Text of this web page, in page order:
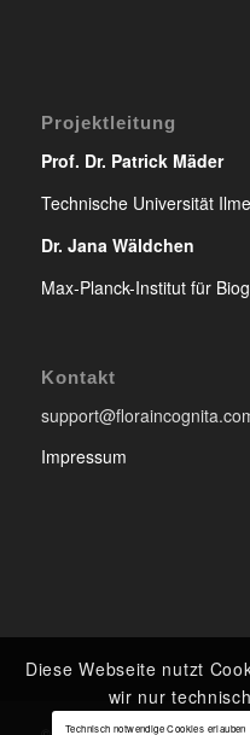
Projektleitung
Prof. Dr. Patrick Mäder
Technische Universität
Dr. Jana Wäldchen
Max-Planck-Institut für
Kontakt
Impressum
Diese Webseite nutzt
wir nur
Technisch notwendige Cookies erlauben